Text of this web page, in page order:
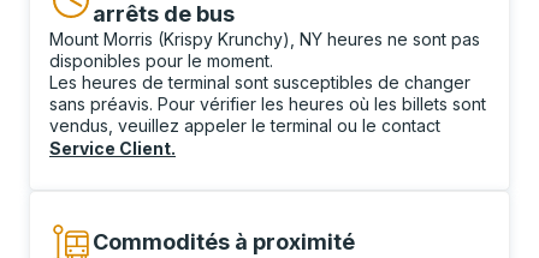
arrêts de bus
Mount Morris (Krispy Krunchy), NY heures ne sont pas
disponibles pour le moment.
Les heures de terminal sont susceptibles de changer
sans préavis. Pour vérifier les heures où les billets sont
vendus, veuillez appeler le terminal ou le contact
Service Client.
Commodités à proximité